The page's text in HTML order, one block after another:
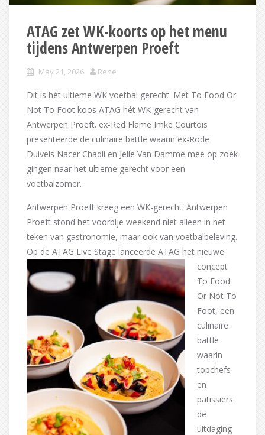
ATAG zet WK-koorts op het menu
tijdens Antwerpen Proeft
May 21, 2026 Rene
Dit is hét ultieme WK voetbal gerecht. Met To Food Or
Not To Foot koos ATAG hét WK-gerecht van
Antwerpen Proeft. ex-Red Flame Imke Courtois
presenteerde de culinaire battle waarin ex-Rode
Duivels Nacer Chadli en Jelle Van Damme mee op zoek
gingen naar het ultieme gerecht voor een
voetbalzomer.
Antwerpen Proeft kreeg een WK-gerecht: Antwerpen
Proeft stond het voorbije weekend niet alleen in het
teken van gastronomie, maar ook van voetbalbeleving.
Op de ATAG Live Stage lanceerde ATAG het nieuwe
concept
To Food
Or Not To
Foot, een
culinaire
battle
waarin
topchefs
en
patissiers
de
uitdaging